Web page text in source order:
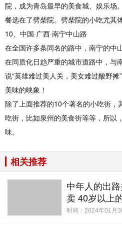
院，成为青岛最早的美食城、娱乐场
餐选在了劈柴院。劈柴院的小吃尤其
10、中国·广西·南宁中山路
在全国许多条同名的路中，南宁的中
在同质化日趋严重的城市道路中，与
说“英雄难过美人关，美女难过酸野摊
美味的映象！
除了上面推荐的10个著名的小吃街，
吃街，比如泉州的美食街等等，所以
味。
相关推荐
中年人的出
卖 40岁以上
查
时间：2024年01月